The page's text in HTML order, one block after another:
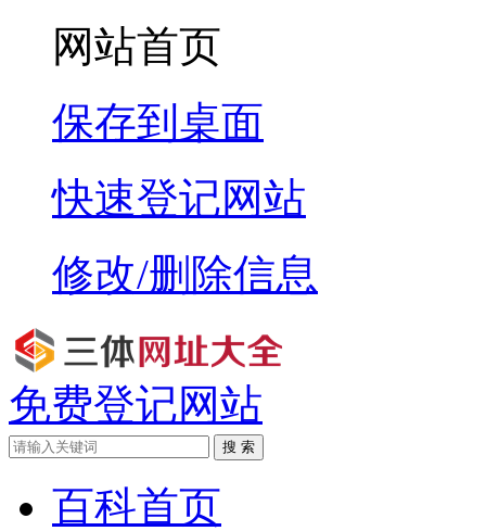
网站首页
保存到桌面
快速登记网站
修改/删除信息
免费登记网站
搜 索
百科首页